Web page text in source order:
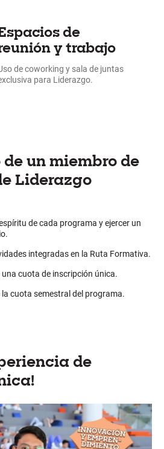
de
y trabajo
de coworking y sala de juntas
para Liderazgo.
de un miembro de
Liderazgo
de cada programa y ejercer un
integradas en la Ruta Formativa.
una cuota de inscripción única.
la cuota semestral del programa.
de